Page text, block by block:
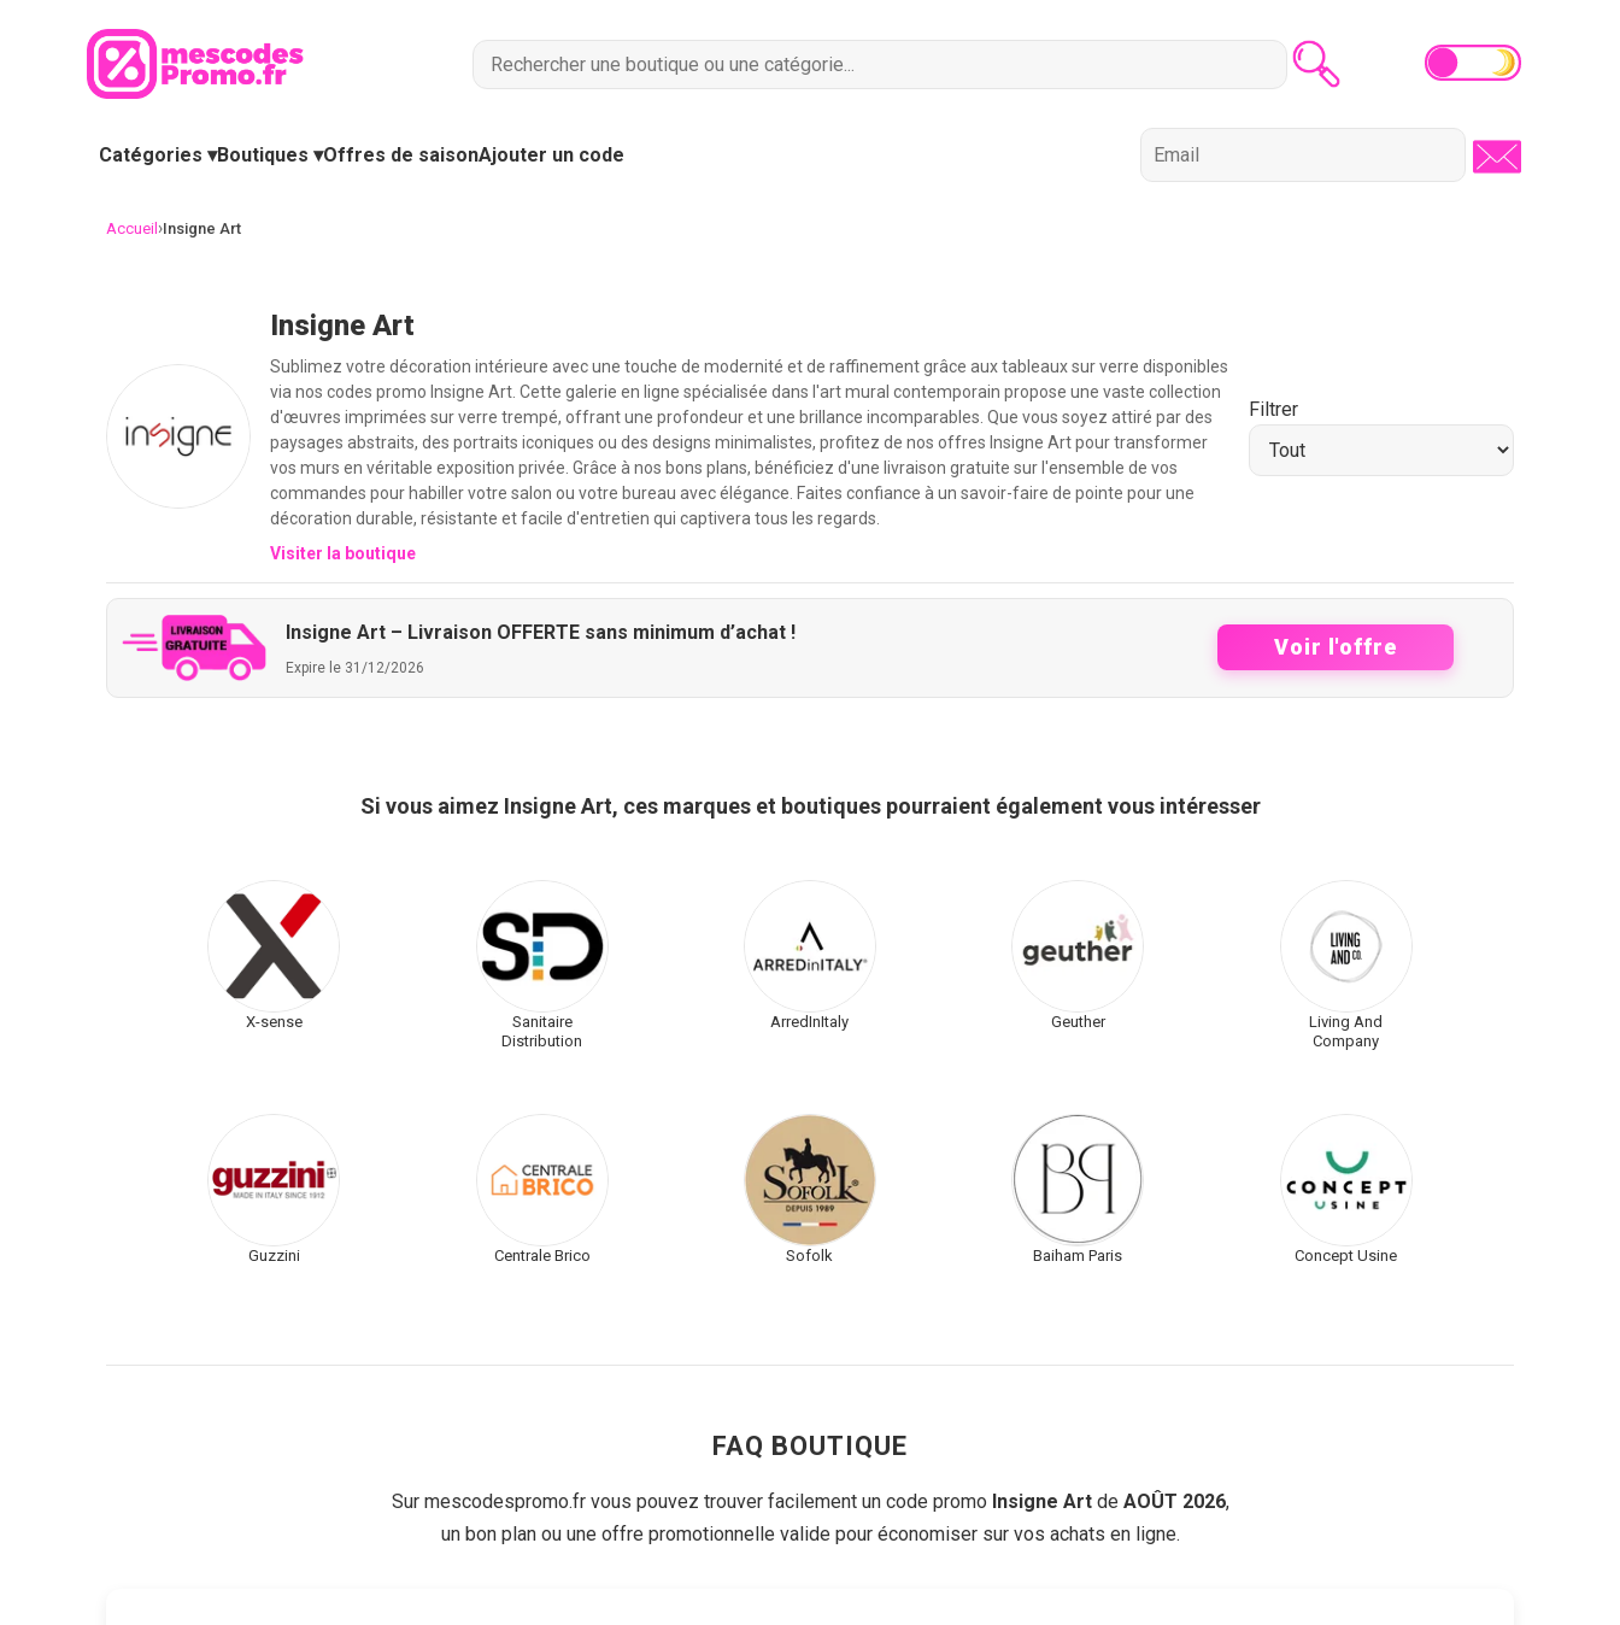
Catégories ▾Boutiques ▾Offres de saisonAjouter un code
Accueil ›Insigne Art
Insigne Art
Sublimez votre décoration intérieure avec une touche de modernité et de raffinement grâce aux tableaux sur verre disponibles
via nos codes promo Insigne Art. Cette galerie en ligne spécialisée dans l'art mural contemporain propose une vaste collection
d'œuvres imprimées sur verre trempé, offrant une profondeur et une brillance incomparables. Que vous soyez attiré par des
paysages abstraits, des portraits iconiques ou des designs minimalistes, profitez de nos offres Insigne Art pour transformer
vos murs en véritable exposition privée. Grâce à nos bons plans, bénéficiez d'une livraison gratuite sur l'ensemble de vos
commandes pour habiller votre salon ou votre bureau avec élégance. Faites confiance à un savoir-faire de pointe pour une
décoration durable, résistante et facile d'entretien qui captivera tous les regards.
Visiter la boutique
Filtrer
Insigne Art – Livraison OFFERTE sans minimum d’achat !
Expire le 31/12/2026
Voir l'offre
Si vous aimez Insigne Art, ces marques et boutiques pourraient également vous intéresser
X-sense
Sanitaire
Distribution
ArredInItaly Geuther
Living And
Company
Guzzini Centrale Brico Sofolk Baiham Paris Concept Usine
FAQ BOUTIQUE
Sur mescodespromo.fr vous pouvez trouver facilement un code promo Insigne Artde AOÛT 2026,
un bon plan ou une offre promotionnelle valide pour économiser sur vos achats en ligne.